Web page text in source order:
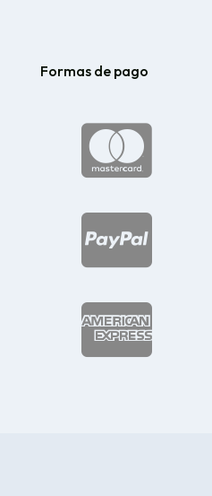
Formas de pago


